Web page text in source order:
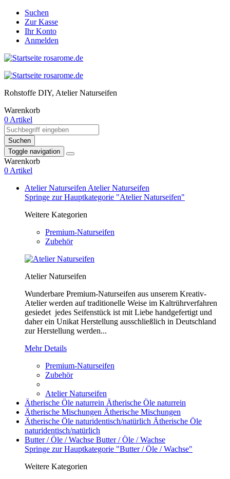
Suchen
Zur Kasse
Ihr Konto
Anmelden
Rohstoffe DIY, Atelier Naturseifen
Warenkorb
0 Artikel
Suchen
Toggle navigation
Warenkorb
0 Artikel
Atelier Naturseifen Atelier Naturseifen
Springe zur Hauptkategorie "Atelier Naturseifen"
Weitere Kategorien
Premium-Naturseifen
Zubehör
Atelier Naturseifen
Wunderbare Premium-Naturseifen aus unserem Kreativ-
Atelier werden auf traditionelle Weise im Kaltrührverfahren
gesiedet jedes Seifenstück ist mit Liebe handgefertigt und
daher ein Unikat Herstellung ausschließlich in Deutschland
zur Herstellung werden...
Mehr Details
Premium-Naturseifen
Zubehör
Atelier Naturseifen
Ätherische Öle naturrein Ätherische Öle naturrein
Ätherische Mischungen Ätherische Mischungen
Ätherische Öle naturidentisch/natürlich Ätherische Öle
naturidentisch/natürlich
Butter / Öle / Wachse Butter / Öle / Wachse
Springe zur Hauptkategorie "Butter / Öle / Wachse"
Weitere Kategorien